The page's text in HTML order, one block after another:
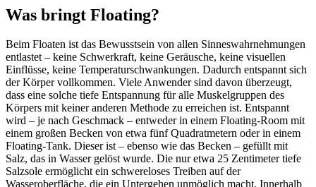
Was bringt Floating?
Beim Floaten ist das Bewusstsein von allen Sinneswahrnehmungen
entlastet – keine Schwerkraft, keine Geräusche, keine visuellen
Einflüsse, keine Temperaturschwankungen. Dadurch entspannt sich
der Körper vollkommen. Viele Anwender sind davon überzeugt,
dass eine solche tiefe Entspannung für alle Muskelgruppen des
Körpers mit keiner anderen Methode zu erreichen ist. Entspannt
wird – je nach Geschmack – entweder in einem Floating-Room mit
einem großen Becken von etwa fünf Quadratmetern oder in einem
Floating-Tank. Dieser ist – ebenso wie das Becken – gefüllt mit
Salz, das in Wasser gelöst wurde. Die nur etwa 25 Zentimeter tiefe
Salzsole ermöglicht ein schwereloses Treiben auf der
Wasseroberfläche, die ein Untergehen unmöglich macht. Innerhalb